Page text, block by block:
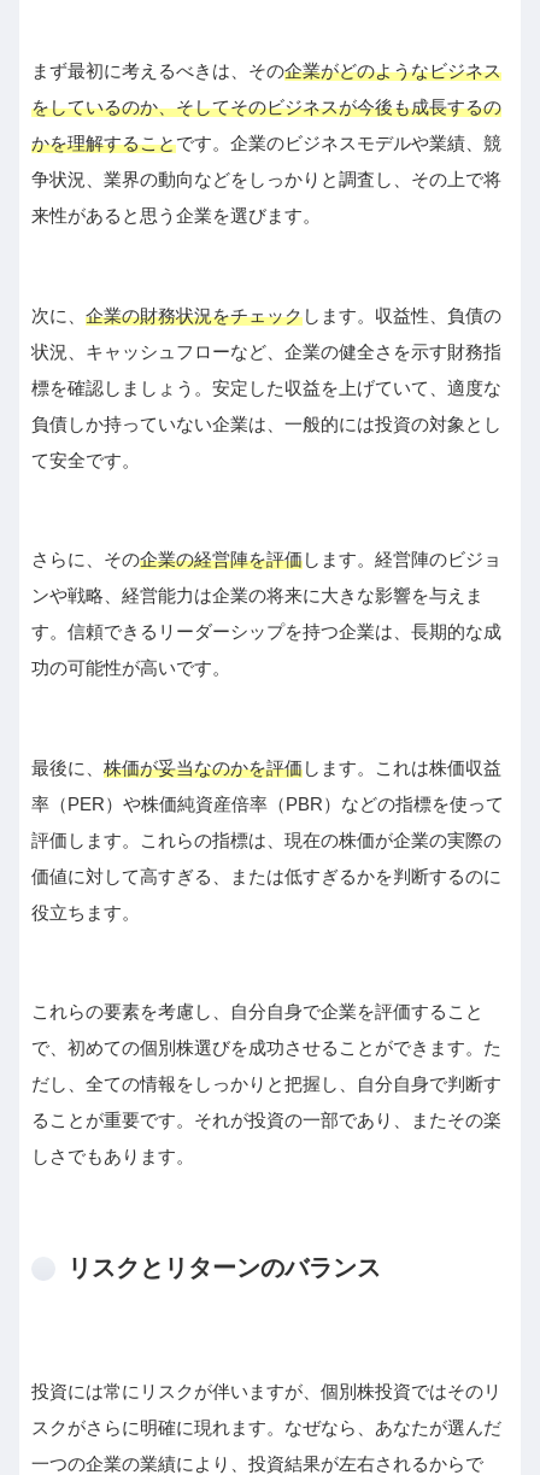
まず最初に考えるべきは、その企業がどのようなビジネス
をしているのか、そしてそのビジネスが今後も成長するの
かを理解することです。企業のビジネスモデルや業績、競
争状況、業界の動向などをしっかりと調査し、その上で将
来性があると思う企業を選びます。
次に、 企業の財務状況をチェックします。収益性、負債の
状況、キャッシュフローなど、企業の健全さを示す財務指
標を確認しましょう。安定した収益を上げていて、適度な
負債しか持っていない企業は、一般的には投資の対象とし
て安全です。
さらに、その企業の経営陣を評価します。経営陣のビジョ
ンや戦略、経営能力は企業の将来に大きな影響を与えま
す。信頼できるリーダーシップを持つ企業は、長期的な成
功の可能性が高いです。
最後に、 株価が妥当なのかを評価します。これは株価収益
率（PER）や株価純資産倍率（PBR）などの指標を使って
評価します。これらの指標は、現在の株価が企業の実際の
価値に対して高すぎる、または低すぎるかを判断するのに
役立ちます。
これらの要素を考慮し、自分自身で企業を評価すること
で、初めての個別株選びを成功させることができます。た
だし、全ての情報をしっかりと把握し、自分自身で判断す
ることが重要です。それが投資の一部であり、またその楽
しさでもあります。
リスクとリターンのバランス
投資には常にリスクが伴いますが、個別株投資ではそのリ
スクがさらに明確に現れます。なぜなら、あなたが選んだ
一つの企業の業績により、投資結果が左右されるからで